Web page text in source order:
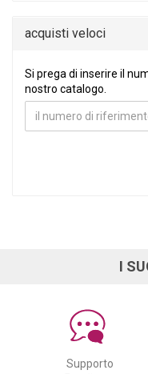
acquisti veloci
SI PREGA DI INSERIRE
Si prega di inserire il
nostro catalogo.
I
Supporto